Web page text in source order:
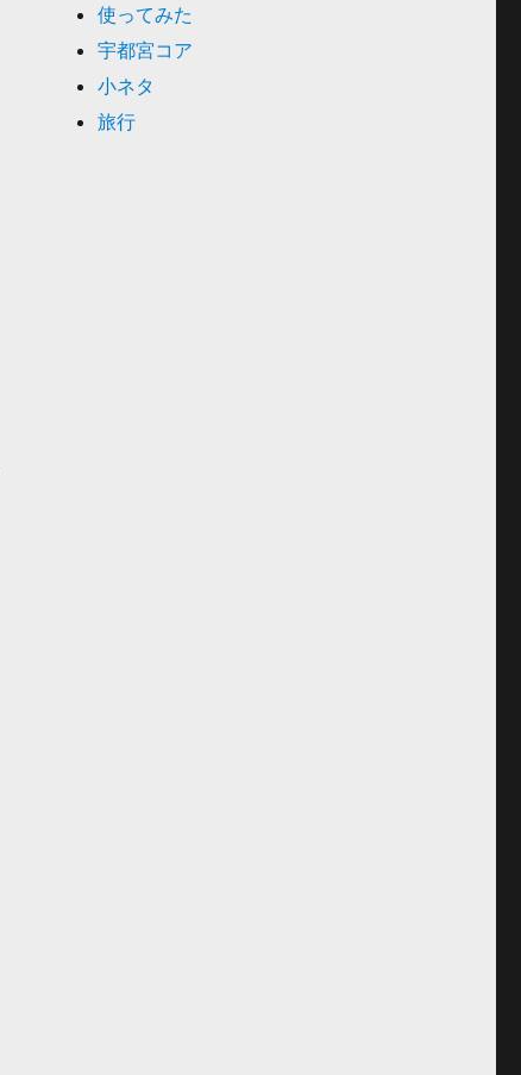
使ってみた
宇都宮コア
小ネタ
旅行